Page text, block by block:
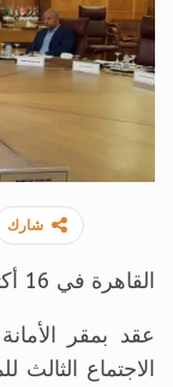
شارك
القاهرة في 16 أكتوبر / وام /
عقد بمقر
الاجتماع الثالث